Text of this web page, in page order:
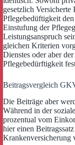
gesetzlich
Pflegebedüftigkeit
Einstufung der
Leistungsanspruch
gleichen Kriterien
Dienstes oder aber
Pflegebedürftigkeit
Beitragsvergleich
Die Beiträge aber
Während in der
prozentual vom
hier einen
Krankenversicherung